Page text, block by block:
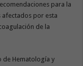
para la
afectados por esta
de la
de Hematología y